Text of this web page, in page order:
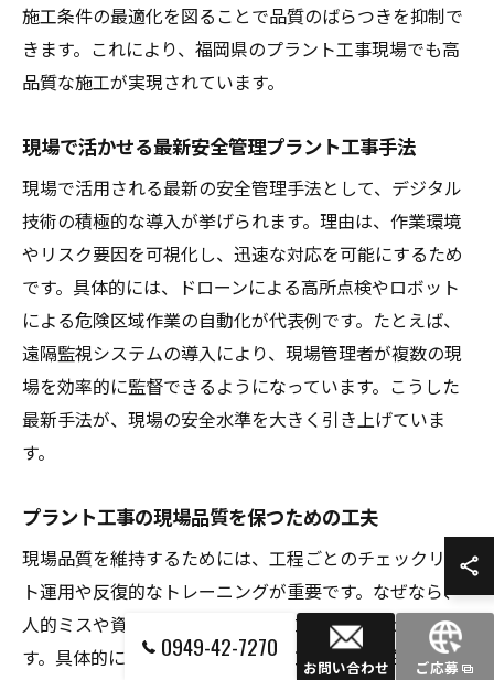
施工条件の最適化を図ることで品質のばらつきを抑制で
きます。これにより、福岡県のプラント工事現場でも高
品質な施工が実現されています。
現場で活かせる最新安全管理プラント工事手法
現場で活用される最新の安全管理手法として、デジタル
技術の積極的な導入が挙げられます。理由は、作業環境
やリスク要因を可視化し、迅速な対応を可能にするため
です。具体的には、ドローンによる高所点検やロボット
による危険区域作業の自動化が代表例です。たとえば、
遠隔監視システムの導入により、現場管理者が複数の現
場を効率的に監督できるようになっています。こうした
最新手法が、現場の安全水準を大きく引き上げていま
す。
プラント工事の現場品質を保つための工夫
現場品質を維持するためには、工程ごとのチェックリス
ト運用や反復的なトレーニングが重要です。なぜなら、
人的ミスや資材不良を未然に防ぐことができるからで
す。具体的には、作業前後の点検工程や、定期的な技能
0949-42-7270
お問い合わせ ご応募